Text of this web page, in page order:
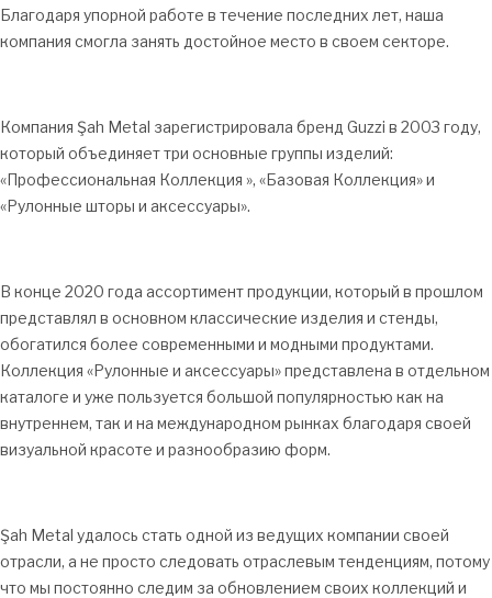
Благодаря упорной работе в течение последних лет, наша
компания смогла занять достойное место в своем секторе.
Компания Şah Metal зарегистрировала бренд Guzzi в 2003 году,
который объединяет три основные группы изделий:
«Профессиональная Коллекция », «Базовая Коллекция» и
«Рулонные шторы и аксессуары».
В конце 2020 года ассортимент продукции, который в прошлом
представлял в основном классические изделия и стенды,
обогатился более современными и модными продуктами.
Коллекция «Рулонные и аксессуары» представлена в отдельном
каталоге и уже пользуется большой популярностью как на
внутреннем, так и на международном рынках благодаря своей
визуальной красоте и разнообразию форм.
Şah Metal удалось стать одной из ведущих компании своей
отрасли, а не просто следовать отраслевым тенденциям, потому
что мы постоянно следим за обновлением своих коллекций и